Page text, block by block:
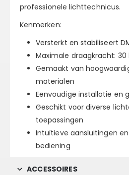
professionele lichttechnicus.
Kenmerken:
Versterkt en stabiliseert
Maximale draagkracht: 30
Gemaakt van
materialen
Eenvoudige installatie en
Geschikt voor diverse
toepassingen
Intuïtieve aansluitingen
bediening
ACCESSOIRES